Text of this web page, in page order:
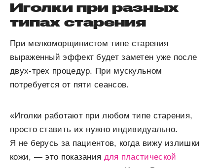
Иголки при разных
типах старения
При мелкоморщинистом типе старения
выраженный эффект будет заметен уже после
двух-трех процедур. При мускульном
потребуется от пяти сеансов.
«Иголки работают при любом типе старения,
просто ставить их нужно индивидуально.
Я не берусь за пациентов, когда вижу излишки
кожи, — это показания для пластической